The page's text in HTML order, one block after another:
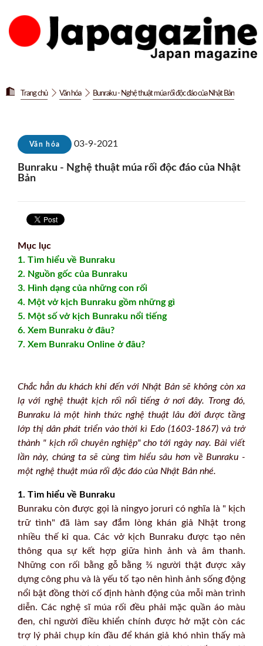
Trang chủ Văn hóa Bunraku - Nghệ thuật múa rối độc đáo của Nhật Bản
Văn hóa 03-9-2021
Bunraku - Nghệ thuật múa rối độc đáo của Nhật
Bản
Mục lục
1. Tìm hiểu về Bunraku
2. Nguồn gốc của Bunraku
3. Hình dạng của những con rối
4. Một vở kịch Bunraku gồm những gì
5. Một số vở kịch Bunraku nổi tiếng
6. Xem Bunraku ở đâu?
7. Xem Bunraku Online ở đâu?
Chắc hẳn du khách khi đến với Nhật Bản sẽ không còn xa
lạ với nghệ thuật kịch rối nổi tiếng ở nơi đây. Trong đó,
Bunraku là một hình thức nghệ thuật lâu đời được tầng
lớp thị dân phát triển vào thời kì Edo (1603-1867) và trở
thành " kịch rối chuyên nghiệp" cho tới ngày nay. Bài viết
lần này, chúng ta sẽ cùng tìm hiểu sâu hơn về Bunraku -
một nghệ thuật múa rối độc đáo của Nhật Bản nhé.
1. Tìm hiểu về Bunraku
Bunraku còn được gọi là ningyo joruri có nghĩa là " kịch
trữ tình" đã làm say đắm lòng khán giả Nhật trong
nhiều thế kỉ qua. Các vở kịch Bunraku được tạo nên
thông qua sự kết hợp giữa hình ảnh và âm thanh.
Những con rối bằng gỗ bằng ⅔ người thật được xây
dựng công phu và là yếu tố tạo nên hình ảnh sống động
nổi bật đồng thời cố định hành động của mỗi màn trình
diễn. Các nghệ sĩ múa rối đều phải mặc quần áo màu
đen, chỉ người điều khiển chính được hở mặt còn các
trợ lý phải chụp kín đầu để khán giả khó nhìn thấy mà